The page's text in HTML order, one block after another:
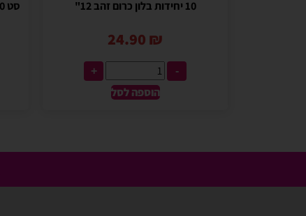
10 יחידות בלון כרום זהב 12"
24.90 ₪
-
+
הוספה לסל
סט 10 בלוני גומי 12" קונפטי + כרום זהב